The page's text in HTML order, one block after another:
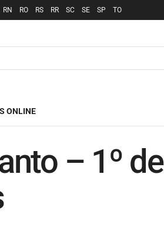
RN RO RS RR SC SE SP TO
ONLINE
– 1º de